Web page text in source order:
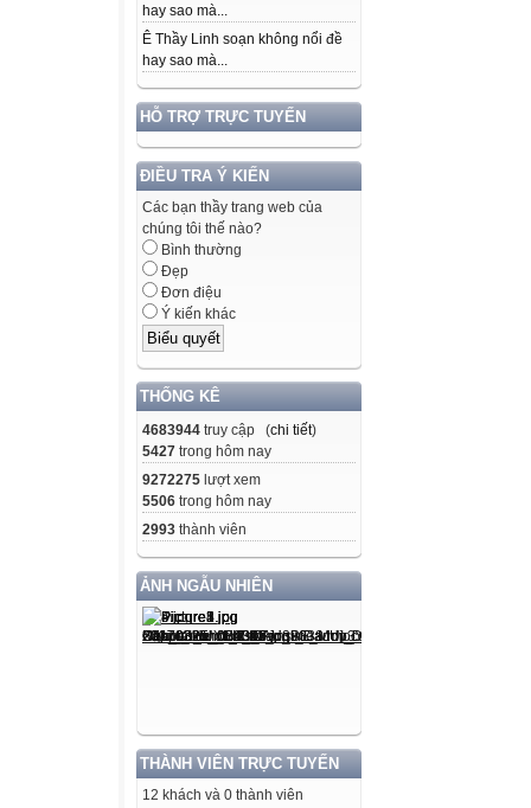
hay sao mà...
Ê Thầy Linh soạn không nổi đề
hay sao mà...
HỖ TRỢ TRỰC TUYẾN
ĐIỀU TRA Ý KIẾN
Các bạn thầy trang web của
chúng tôi thế nào?
Bình thường
Đẹp
Đơn điệu
Ý kiến khác
THỐNG KÊ
4683944 truy cập (chi tiết)
5427 trong hôm nay
9272275 lượt xem
5506 trong hôm nay
2993 thành viên
ẢNH NGẪU NHIÊN
THÀNH VIÊN TRỰC TUYẾN
12 khách và 0 thành viên